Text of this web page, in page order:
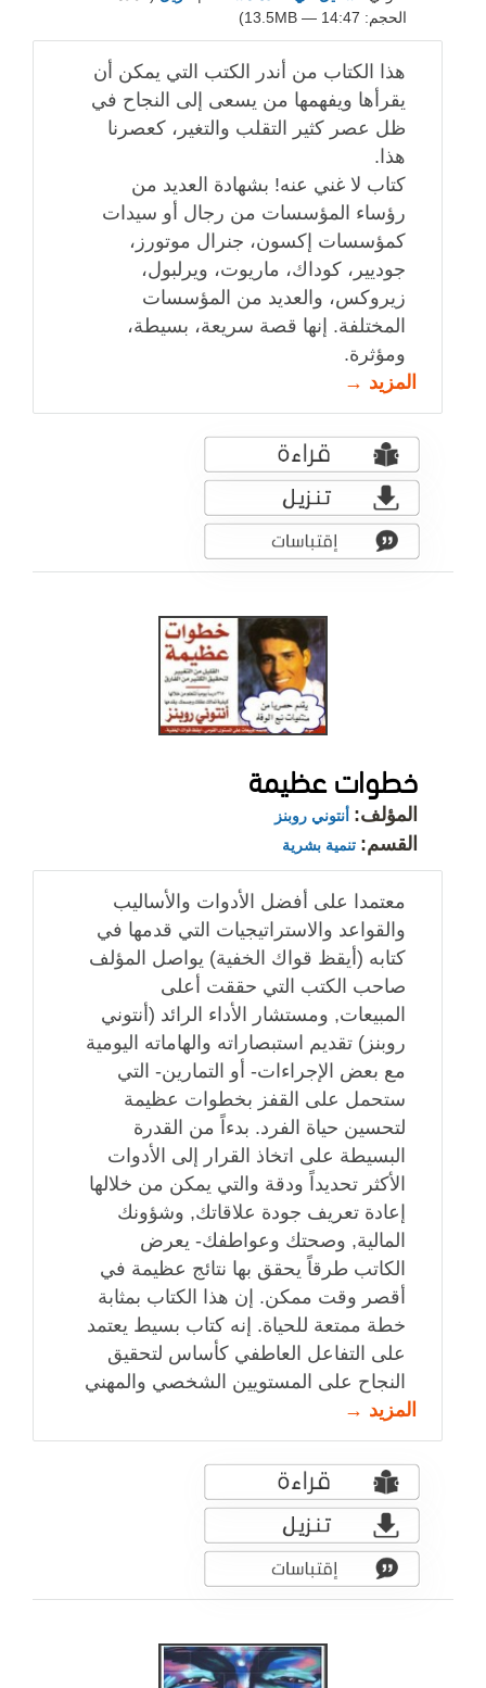
الحجم: 14:47 — 13.5MB)
هذا الكتاب من أندر الكتب التي يمكن أن
يقرأها ويفهمها من يسعى إلى النجاح في
ظل عصر كثير التقلب والتغير، كعصرنا
هذا.
كتاب لا غني عنه! بشهادة العديد من
رؤساء المؤسسات من رجال أو سيدات
كمؤسسات إكسون، جنرال موتورز،
جوديير، كوداك، ماريوت، ويرلبول،
زيروكس، والعديد من المؤسسات
المختلفة. إنها قصة سريعة، بسيطة،
ومؤثرة.
المزيد →
خطوات عظيمة
المؤلف: أنتوني روبنز
القسم: تنمية بشرية
معتمدا على أفضل الأدوات والأساليب
والقواعد والاستراتيجيات التي قدمها في
كتابه (أيقظ قواك الخفية) يواصل المؤلف
صاحب الكتب التي حققت أعلى
المبيعات, ومستشار الأداء الرائد (أنتوني
روبنز) تقديم استبصاراته والهاماته اليومية
مع بعض الإجراءات- أو التمارين- التي
ستحمل على القفز بخطوات عظيمة
لتحسين حياة الفرد. بدءاً من القدرة
البسيطة على اتخاذ القرار إلى الأدوات
الأكثر تحديداً ودقة والتي يمكن من خلالها
إعادة تعريف جودة علاقاتك, وشؤونك
المالية, وصحتك وعواطفك- يعرض
الكاتب طرقاً يحقق بها نتائج عظيمة في
أقصر وقت ممكن. إن هذا الكتاب بمثابة
خطة ممتعة للحياة. إنه كتاب بسيط يعتمد
على التفاعل العاطفي كأساس لتحقيق
النجاح على المستويين الشخصي والمهني
المزيد →